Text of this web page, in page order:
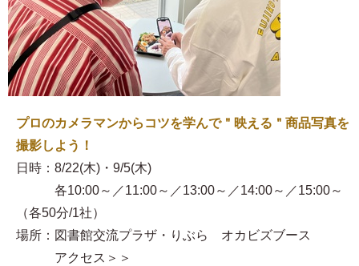
プロのカメラマンからコツを学んで＂映える＂商品写真を
撮影しよう！
日時：8/22(木)・9/5(木)
各10:00～／11:00～／13:00～／14:00～／15:00～
（各50分/1社）
場所：図書館交流プラザ・りぶら オカビズブース
アクセス＞＞